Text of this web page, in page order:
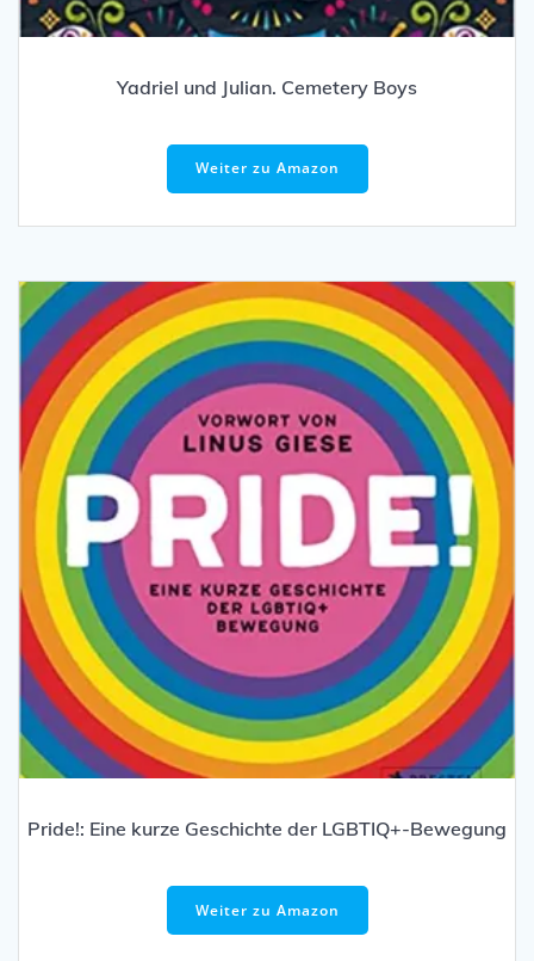
Yadriel und Julian. Cemetery Boys
Weiter zu Amazon
Pride!: Eine kurze Geschichte der LGBTIQ+-Bewegung
Weiter zu Amazon